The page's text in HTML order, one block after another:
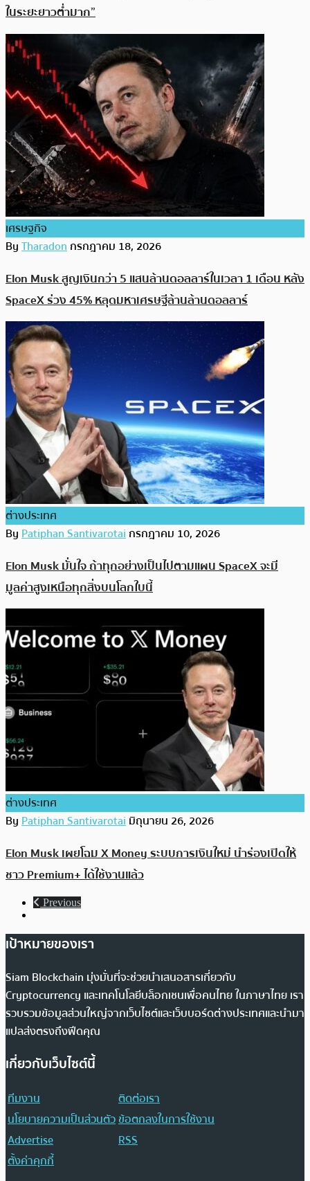
ในระยะยาวต่ำมาก”
เศรษฐกิจ
ByTharadonกรกฎาคม 18, 2026
Elon Musk สูญเงินกว่า 5 แสนล้านดอลลาร์ในเวลา 1 เดือน หลัง
SpaceX ร่วง 45% หลุดมหาเศรษฐีล้านล้านดอลลาร์
ต่างประเทศ
ByPatiphan Santivarotaiกรกฎาคม 10, 2026
Elon Musk มั่นใจ ถ้าทุกอย่างเป็นไปตามแผน SpaceX จะมี
มูลค่าสูงเหนือทุกสิ่งบนโลกใบนี้
ต่างประเทศ
ByPatiphan Santivarotaiมิถุนายน 26, 2026
Elon Musk เผยโฉม X Money ระบบการเงินใหม่ นำร่องเปิดให้
ชาว Premium+ ได้ใช้งานแล้ว
Previous
เป้าหมายของเรา
Siam Blockchain มุ่งมั่นที่จะช่วยนำเสนอสารเกี่ยวกับ
Cryptocurrency และเทคโนโลยีบล็อกเชนเพื่อคนไทย ในภาษาไทย เรา
รวบรวมข้อมูลส่วนใหญ่จากเว็บไซต์และเว็บบอร์ดต่างประเทศและนำมา
แปลส่งตรงถึงฟีดคุณ
เกี่ยวกับเว็บไซต์นี้
ทีมงาน
ติดต่อเรา
นโยบายความเป็นส่วนตัวข้อตกลงในการใช้งาน
Advertise
RSS
ตั้งค่าคุกกี้